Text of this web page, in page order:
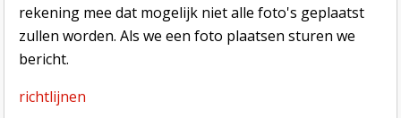
rekening mee dat mogelijk niet alle foto's geplaatst
zullen worden. Als we een foto plaatsen sturen we
bericht.
richtlijnen